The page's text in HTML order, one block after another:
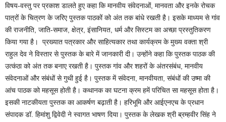
विषय-वस्तु पर प्रकाश डालते हुए कहा कि मानवीय संवेदनाओं, मानवता और इनके रोचक
पात्रों के चित्रण के जरिए पुस्तक पाठकों को अंत तक बांधे रखती है। इसके माध्यम से गांव
की राजनीति, जाति-समाज, क्षेत्र, इंसानियत, धर्म और सिस्टम का अच्छा प्रस्तुतिकरण
किया गया है। प्रख्यात पत्रकार और साहित्यकार तथा कार्यक्रम के मुख्य वक्ता श्री
राहुल देव ने विस्तार से पुस्तक के बारे में जानकारी दी। उन्होंने कहा कि पुस्तक पाठक की
उत्कंठा को अंत तक बनाए रखती है। पुस्तक गांव और शहरों के अंतरसंबंध, मानवीय
संवेदनाओं और संबंधों से गुथी हुई है। पुस्तक में संवेदना, मानवीयता, संबंधों की उष्मा की
आंच पाठक को महसूस होती है। कथानक का घटना क्रम हमें परिचित सा महसूस होता है।
इसकी नाटकीयता पुस्तक का आकर्षण बढ़ाती है। हरिभूमि और आईएनएच के प्रधान
संपादक डॉ. हिमांशु द्विवेदी ने स्वागत भाषण दिया। पुस्तक के लेखक श्री ब्रम्हवीर सिंह ने